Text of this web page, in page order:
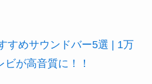
すめサウンドバー5選 | 1万
が高音質に！！